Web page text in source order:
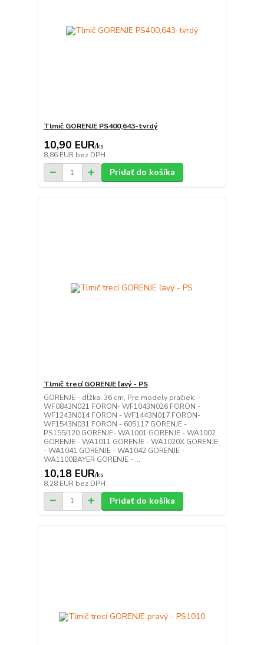
Tlmič GORENJE PS400,643-tvrdý
10,90 EUR/ks
8,86 EUR bez DPH
Pridať do košíka
Tlmič trecí GORENJE ľavý - PS
GORENJE - dĺžka: 36 cm, Pre modely pračiek: -
WF0843N021 FORON- WF1043N026 FORON -
WF1243N014 FORON - WF1443N017 FORON-
WF1543N031 FORON - 605117 GORENJE -
PS155/120 GORENJE- WA1001 GORENJE - WA1002
GORENJE - WA1011 GORENJE - WA1020X GORENJE
- WA1041 GORENJE - WA1042 GORENJE -
WA1100BAYER GORENJE - ...
10,18 EUR/ks
8,28 EUR bez DPH
Pridať do košíka